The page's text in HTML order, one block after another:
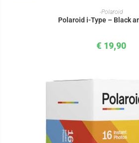
IN DEN-Polaroid
Polaroid i-Type – Black
€ 19,90